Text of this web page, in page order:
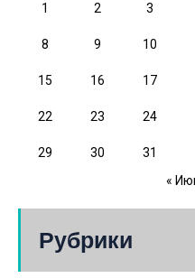
1 2 3
8 9 10
15 16 17
22 23 24
29 30
31
«
Рубрики